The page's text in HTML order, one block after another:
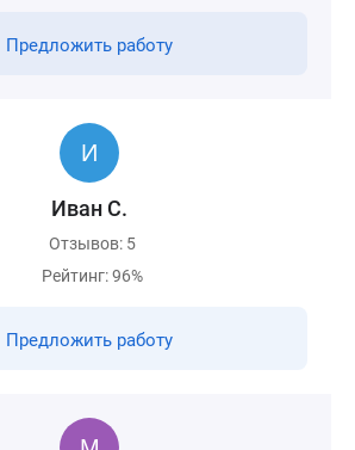
Предложить работу
Иван С.
Отзывов: 5
Рейтинг: 96%
Предложить работу